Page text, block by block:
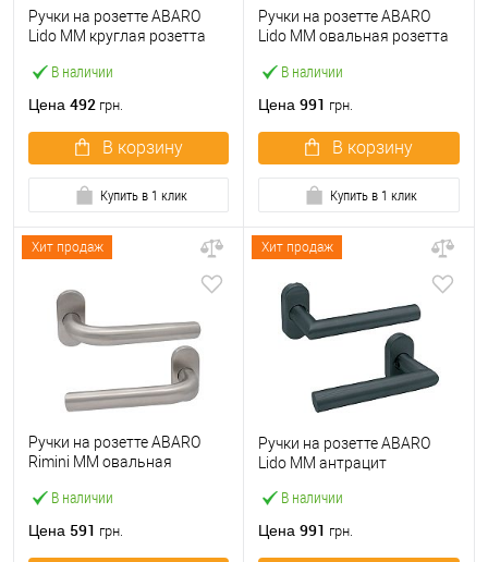
В наличии
Ручки на розетте ABARO
Lido MM круглая розетта
Цена 492 грн.
В корзину
Купить в 1 клик
В наличии
Ручки на розетте ABARO
Lido MM овальная розетта
Цена 991 грн.
В корзину
Купить в 1 клик
Хит продаж
В наличии
Ручки на розетте ABARO
Rimini MM овальная
сталь
Цена 591 грн.
Хит продаж
В наличии
Ручки на розетте ABARO
Lido MM антрацит
Цена 991 грн.